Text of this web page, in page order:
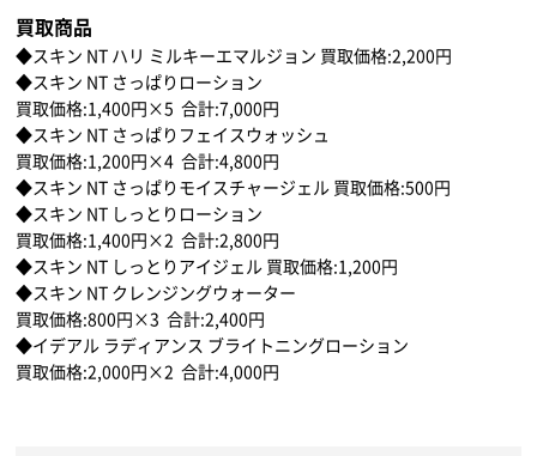
買取商品
◆スキン NT ハリ ミルキーエマルジョン 買取価格:2,200円
◆スキン NT さっぱりローション
買取価格:1,400円×5 合計:7,000円
◆スキン NT さっぱりフェイスウォッシュ
買取価格:1,200円×4 合計:4,800円
◆スキン NT さっぱりモイスチャージェル 買取価格:500円
◆スキン NT しっとりローション
買取価格:1,400円×2 合計:2,800円
◆スキン NT しっとりアイジェル 買取価格:1,200円
◆スキン NT クレンジングウォーター
買取価格:800円×3 合計:2,400円
◆イデアル ラディアンス ブライトニングローション
買取価格:2,000円×2 合計:4,000円